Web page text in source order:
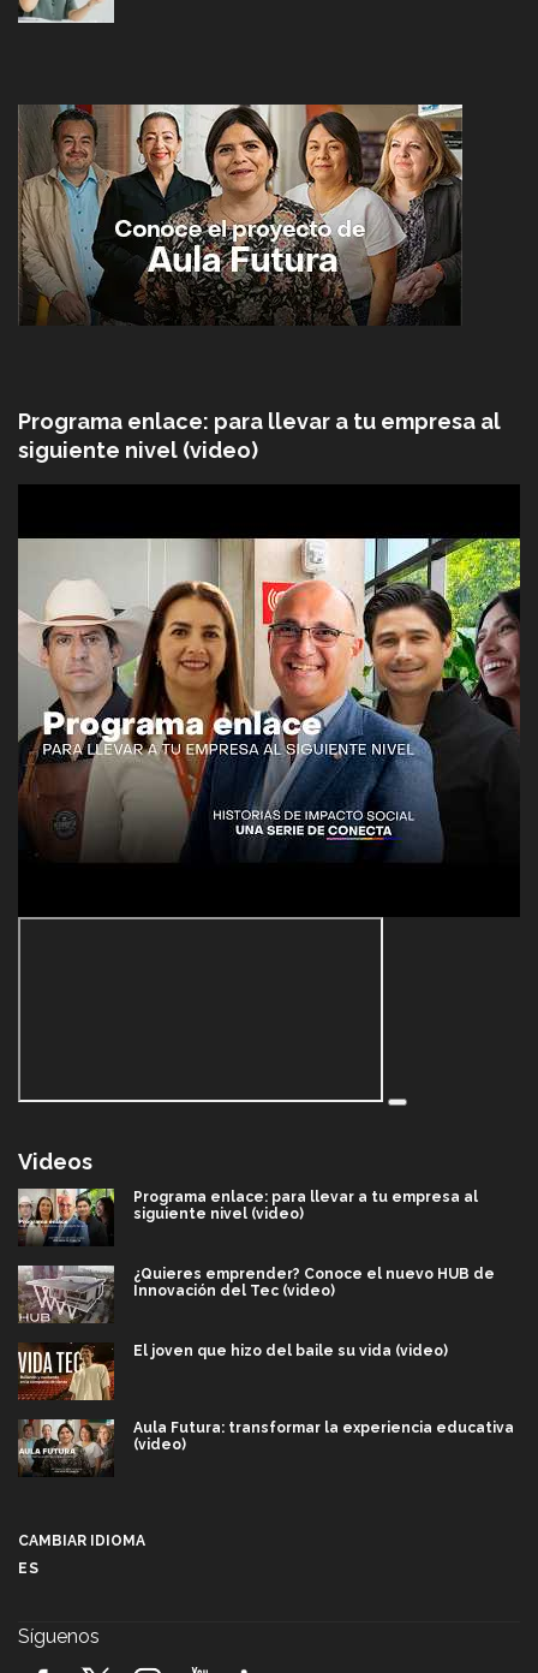
Programa enlace: para llevar a tu empresa al
siguiente nivel (video)
Videos
Programa enlace: para llevar a tu empresa al
siguiente nivel (video)
¿Quieres emprender? Conoce el nuevo HUB de
Innovación del Tec (video)
El joven que hizo del baile su vida (video)
Aula Futura: transformar la experiencia educativa
(video)
CAMBIAR IDIOMA
ES
Síguenos